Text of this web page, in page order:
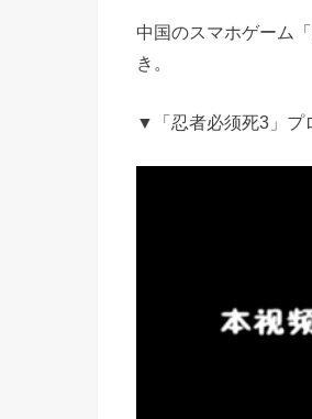
中国のスマホゲーム
き。
▼「忍者必须死3」プ